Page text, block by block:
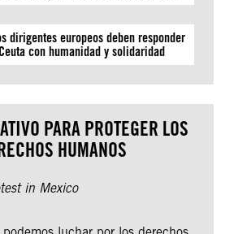
dirigentes europeos deben responder
con humanidad y solidaridad
PARA PROTEGER LOS
HUMANOS